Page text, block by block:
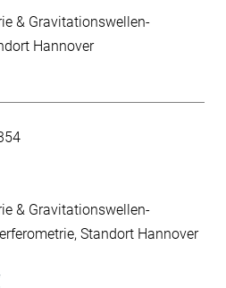
& Gravitationswellen-
Hannover
& Gravitationswellen-
Standort Hannover